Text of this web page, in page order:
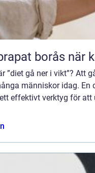
”diet gå ner i vikt”? Att
människor idag. En
effektivt verktyg för att